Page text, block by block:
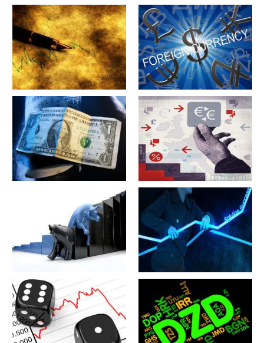
军工股[中简科技](300777)的公
司详细资料
军工股[上海瀚讯](300762)的公
司详细资料
军工股[昊华科技](600378)的公
司详细资料
江苏省[广大特材](688186)的公
司详细资料
军工股[隆盛科技](300680)的公
军工股[钢研高纳](300034)的公
司详细资料
军工股[--](002335)的公司详细
资料
军工股[华自科技](300490)的公
司详细资料